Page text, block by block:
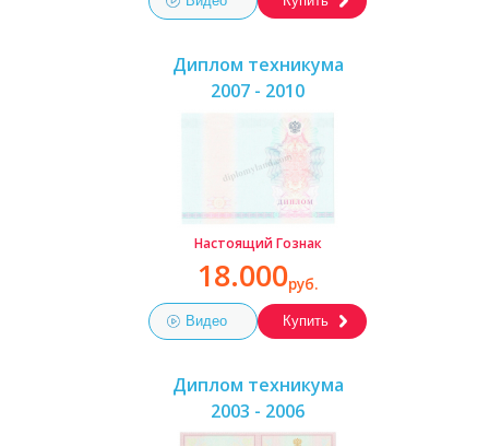
Диплом техникума
2007 - 2010
Настоящий Гознак
18.000руб.
Видео Купить
Диплом техникума
2003 - 2006